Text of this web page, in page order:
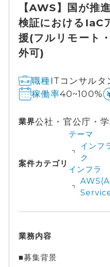
お役立ちコンテンツ
法人の方はこちら
【AWS】国が推
検証におけるIaC
援(フルリモート
外可)
職種ITコンサルタ
稼働率40~100%
業界公社・官公庁・
案件カテゴリ
テーマ
インフ
ク
インフラ
業務内容
■募集背景